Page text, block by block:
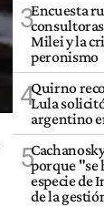
3Encuesta
Milei y la
peronismo
4Quirno
Lula
argentino
5porque "se
especie de
de la